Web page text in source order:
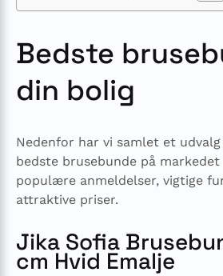
Bedste
din bolig
Nedenfor har vi samlet et
bedste brusebunde på
populære anmeldelser, vigtige
attraktive priser.
Jika Sofia
cm Hvid Emalje